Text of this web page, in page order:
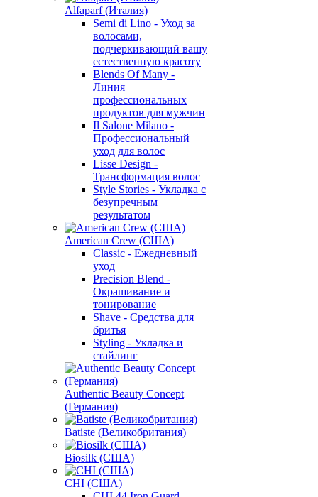
Alfaparf (Италия)
Semi di Lino - Уход за
волосами,
подчеркивающий вашу
естественную красоту
Blends Of Many -
Линия
профессиональных
продуктов для мужчин
Il Salone Milano -
Профессиональный
уход для волос
Lisse Design -
Трансформация волос
Style Stories - Укладка с
безупречным
результатом
American Crew (США)
Classic - Ежедневный
уход
Precision Blend -
Окрашивание и
тонирование
Shave - Средства для
бритья
Styling - Укладка и
стайлинг
Authentic Beauty Concept
(Германия)
Batiste (Великобритания)
Biosilk (США)
CHI (США)